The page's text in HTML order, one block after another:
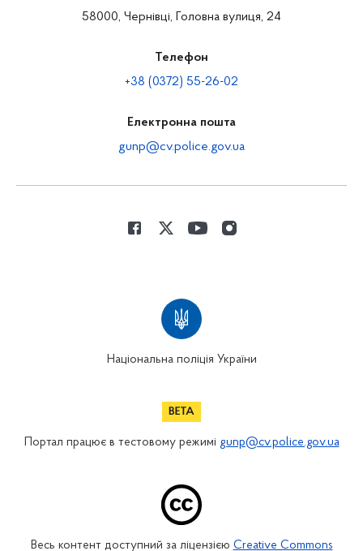
58000, Чернівці, Головна вулиця, 24
Телефон
+38 (0372) 55-26-02
Електронна пошта
gunp@cv.police.gov.ua
Національна поліція України
Портал працює в тестовому режимі gunp@cv.police.gov.ua
Весь контент доступний за ліцензією Creative Commons